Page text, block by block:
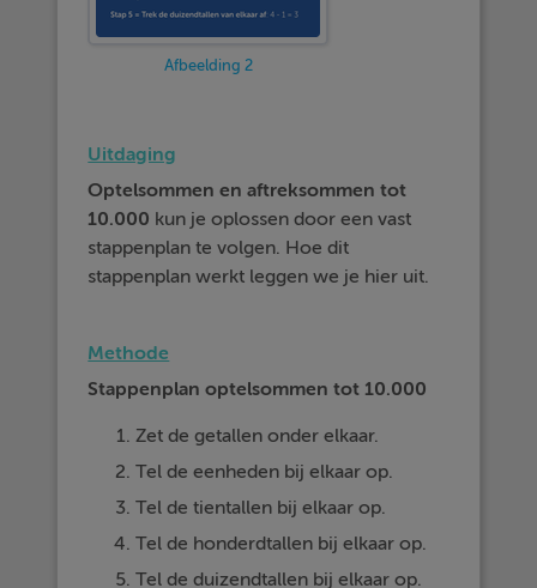
Afbeelding 2
Uitdaging
Optelsommen en aftreksommen tot
10.000 kun je oplossen door een vast
stappenplan te volgen. Hoe dit
stappenplan werkt leggen we je hier uit.
Methode
Stappenplan optelsommen tot 10.000
Zet de getallen onder elkaar.
Tel de eenheden bij elkaar op.
Tel de tientallen bij elkaar op.
Tel de honderdtallen bij elkaar op.
Tel de duizendtallen bij elkaar op.